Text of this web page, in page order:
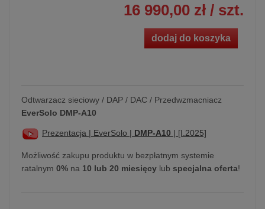
16 990,00 zł / szt.
dodaj do koszyka
Odtwarzacz sieciowy / DAP / DAC / Przedwzmacniacz
EverSolo DMP-A10
Prezentacja | EverSolo | DMP-A10 | [I.2025]
Możliwość zakupu produktu w bezpłatnym systemie
ratalnym 0% na 10 lub 20 miesięcy lub specjalna oferta!